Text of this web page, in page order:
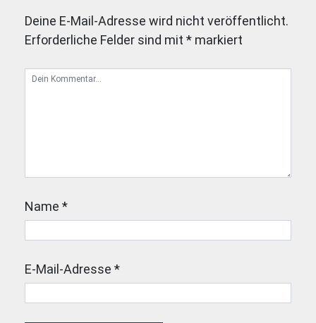
Deine E-Mail-Adresse wird nicht veröffentlicht.
Erforderliche Felder sind mit * markiert
Name *
E-Mail-Adresse *